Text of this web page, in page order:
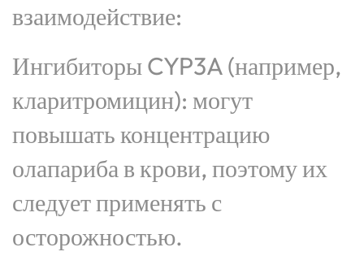
взаимодействие:
Ингибиторы CYP3A (например,
кларитромицин): могут
повышать концентрацию
олапариба в крови, поэтому их
следует применять с
осторожностью.